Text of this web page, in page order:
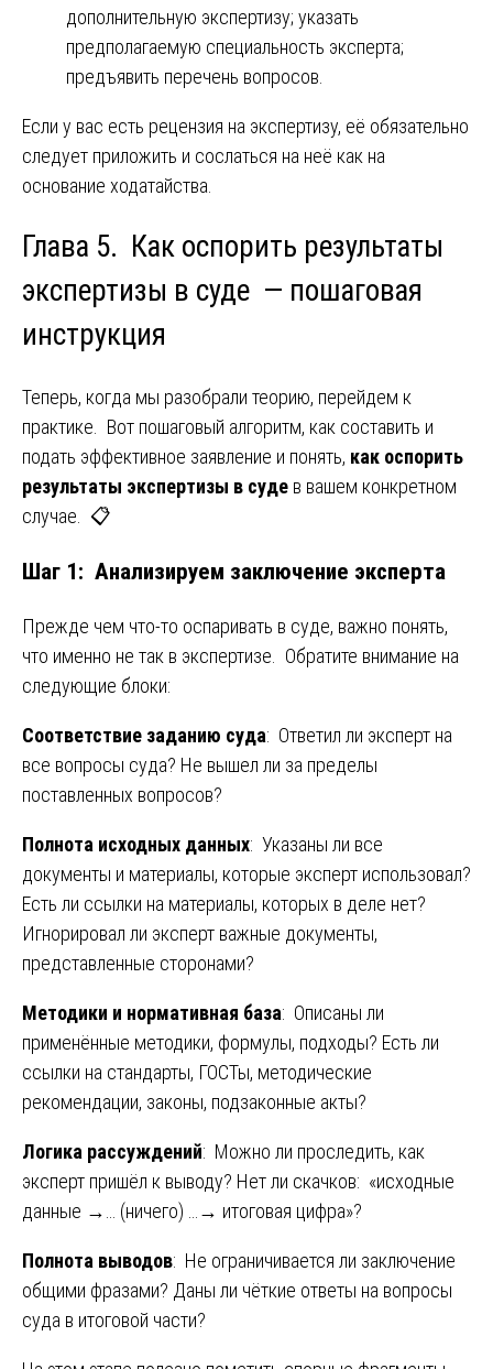
дополнительную экспертизу; указать
предполагаемую специальность эксперта;
предъявить перечень вопросов.
Если у вас есть рецензия на экспертизу, её обязательно
следует приложить и сослаться на неё как на
основание ходатайства.
Глава 5. Как оспорить результаты
экспертизы в суде — пошаговая
инструкция
Теперь, когда мы разобрали теорию, перейдем к
практике. Вот пошаговый алгоритм, как составить и
подать эффективное заявление и понять, как оспорить
результаты экспертизы в суде в вашем конкретном
случае. 📋
Шаг 1: Анализируем заключение эксперта
Прежде чем что-то оспаривать в суде, важно понять,
что именно не так в экспертизе. Обратите внимание на
следующие блоки:
Соответствие заданию суда: Ответил ли эксперт на
все вопросы суда? Не вышел ли за пределы
поставленных вопросов?
Полнота исходных данных: Указаны ли все
документы и материалы, которые эксперт использовал?
Есть ли ссылки на материалы, которых в деле нет?
Игнорировал ли эксперт важные документы,
представленные сторонами?
Методики и нормативная база: Описаны ли
применённые методики, формулы, подходы? Есть ли
ссылки на стандарты, ГОСТы, методические
рекомендации, законы, подзаконные акты?
Логика рассуждений: Можно ли проследить, как
эксперт пришёл к выводу? Нет ли скачков: «исходные
данные →… (ничего) …→ итоговая цифра»?
Полнота выводов: Не ограничивается ли заключение
общими фразами? Даны ли чёткие ответы на вопросы
суда в итоговой части?